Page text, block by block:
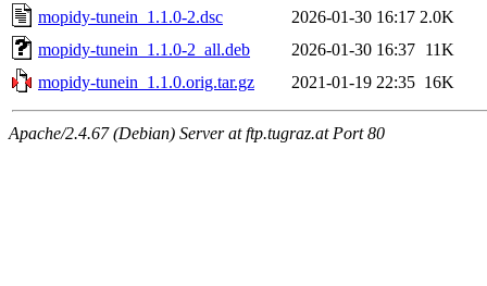
mopidy-tunein_1.1.0-2.dsc
2026-01-30 16:17 2.0K
mopidy-tunein_1.1.0-2_all.deb
2026-01-30 16:37 11K
mopidy-tunein_1.1.0.orig.tar.gz
2021-01-19 22:35 16K
Apache/2.4.67 (Debian) Server at ftp.tugraz.at Port 80